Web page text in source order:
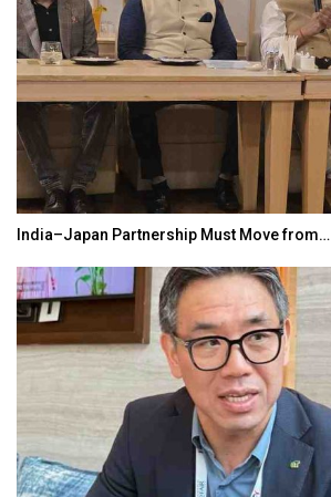
India–Japan Partnership Must Move from…